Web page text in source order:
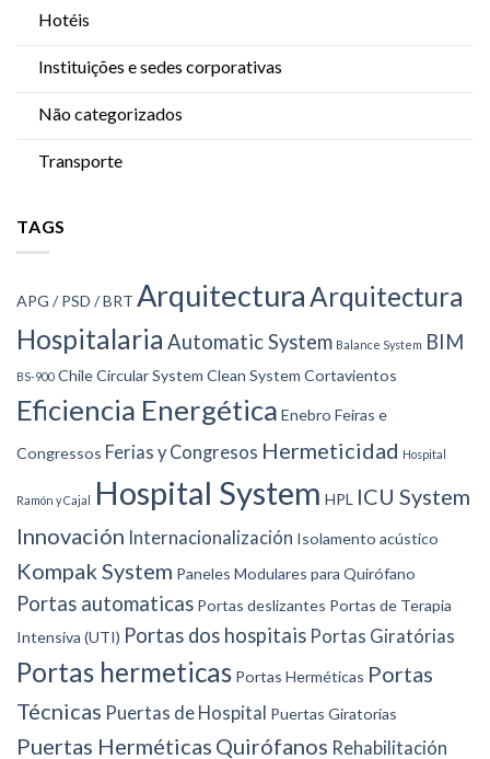
Hotéis
Instituições e sedes corporativas
Não categorizados
Transporte
TAGS
APG / PSD / BRT ArquitecturaArquitectura
Hospitalaria Automatic System Balance System BIM
BS-900 ChileCircular System Clean System Cortavientos
Eficiencia Energética Enebro Feiras e
Congressos Ferias y Congresos Hermeticidad Hospital
Ramón y Cajal Hospital System HPL ICU System
Innovación Internacionalización Isolamento acústico
Kompak System Paneles Modulares para Quirófano
Portas automaticas Portas deslizantes Portas de Terapia
Intensiva (UTI) Portas dos hospitais Portas Giratórias
Portas hermeticas Portas Herméticas Portas
Técnicas Puertas de Hospital Puertas Giratorias
Puertas Herméticas Quirófanos Rehabilitación